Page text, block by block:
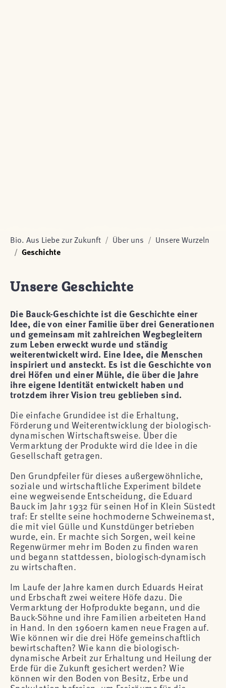
Bio. Aus Liebe zur Zukunft Über uns
Unsere Wurzeln
Geschichte
Unsere Geschichte
Die Bauck-Geschichte ist die Geschichte einer
Idee, die von einer Familie über drei Generationen
und gemeinsam mit zahlreichen Wegbegleitern
zum Leben erweckt wurde und ständig
weiterentwickelt wird. Eine Idee, die Menschen
inspiriert und ansteckt. Es ist die Geschichte von
drei Höfen und einer Mühle, die über die Jahre
ihre eigene Identität entwickelt haben und
trotzdem ihrer Vision treu geblieben sind.
Die einfache Grundidee ist die Erhaltung,
Förderung und Weiterentwicklung der biologisch-
dynamischen Wirtschaftsweise. Über die
Vermarktung der Produkte wird die Idee in die
Gesellschaft getragen.
Den Grundpfeiler für dieses außergewöhnliche,
soziale und wirtschaftliche Experiment bildete
eine wegweisende Entscheidung, die Eduard
Bauck im Jahr 1932 für seinen Hof in Klein Süstedt
traf: Er stellte seine hochmoderne Schweinemast,
die mit viel Gülle und Kunstdünger betrieben
wurde, ein. Er machte sich Sorgen, weil keine
Regenwürmer mehr im Boden zu finden waren
und begann stattdessen, biologisch-dynamisch
zu wirtschaften.
Im Laufe der Jahre kamen durch Eduards Heirat
und Erbschaft zwei weitere Höfe dazu. Die
Vermarktung der Hofprodukte begann, und die
Bauck-Söhne und ihre Familien arbeiteten Hand
in Hand. In den 1960ern kamen neue Fragen auf.
Wie können wir die drei Höfe gemeinschaftlich
bewirtschaften? Wie kann die biologisch-
dynamische Arbeit zur Erhaltung und Heilung der
Erde für die Zukunft gesichert werden? Wie
können wir den Boden von Besitz, Erbe und